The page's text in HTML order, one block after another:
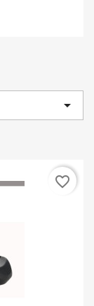

favorite_border